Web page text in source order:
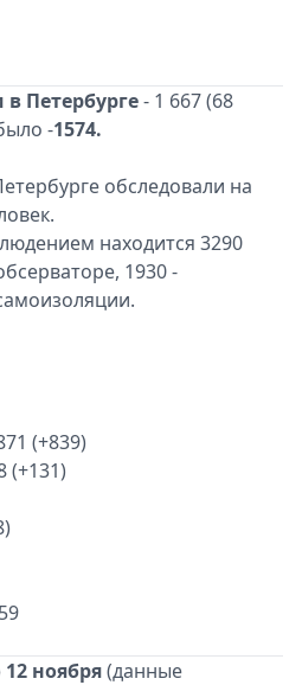
Петербурге- 1 667 (68
-1574.
обследовали на
находится 3290
1930 -
(+839)
(+131)
ноября(данные